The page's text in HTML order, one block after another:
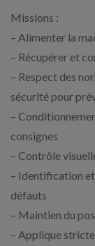
Missions :
– Alimenter la
– Récupérer et
– Respect des
sécurité pour
–
consignes
– Contrôle
– Identification
défauts
– Maintien du
– Applique